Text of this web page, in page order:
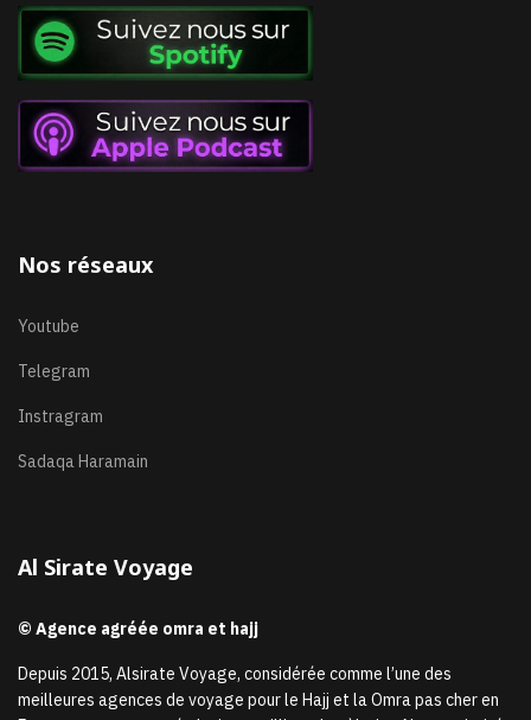
Nos réseaux
Youtube
Telegram
Instragram
Sadaqa Haramain
Al Sirate Voyage
© Agence agréée omra et hajj
Depuis 2015, Alsirate Voyage, considérée comme l’une des
meilleures agences de voyage pour le Hajj et la Omra pas cher en